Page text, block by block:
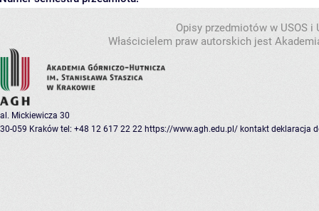
Opisy przedmiotów w USOS
Właścicielem praw autorskich jest
al. Mickiewicza 30
30-059 Kraków tel: +48 12 617 22 22 https://www.agh.edu.pl/ kontakt deklaracja